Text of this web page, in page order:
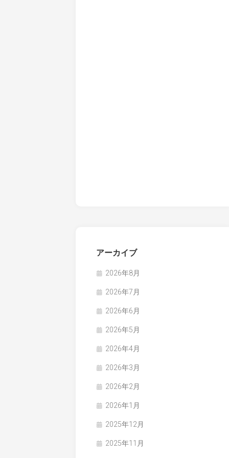
アーカイブ
2026年8月
2026年7月
2026年6月
2026年5月
2026年4月
2026年3月
2026年2月
2026年1月
2025年12月
2025年11月